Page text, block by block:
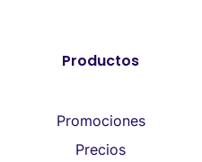
Productos
Promociones
Precios